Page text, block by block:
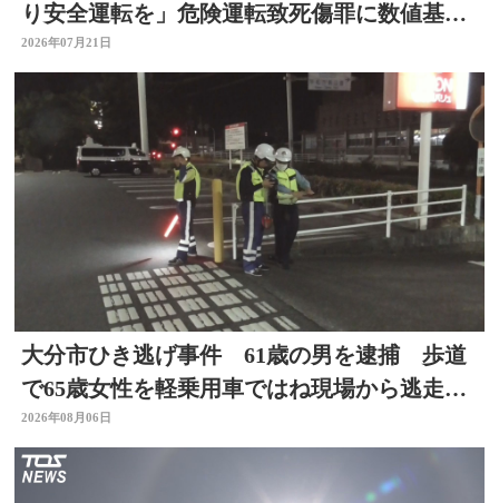
り安全運転を」危険運転致死傷罪に数値基
準 改正法施行
2026年07月21日
大分市ひき逃げ事件 61歳の男を逮捕 歩道
で65歳女性を軽乗用車ではね現場から逃走し
た疑い
2026年08月06日